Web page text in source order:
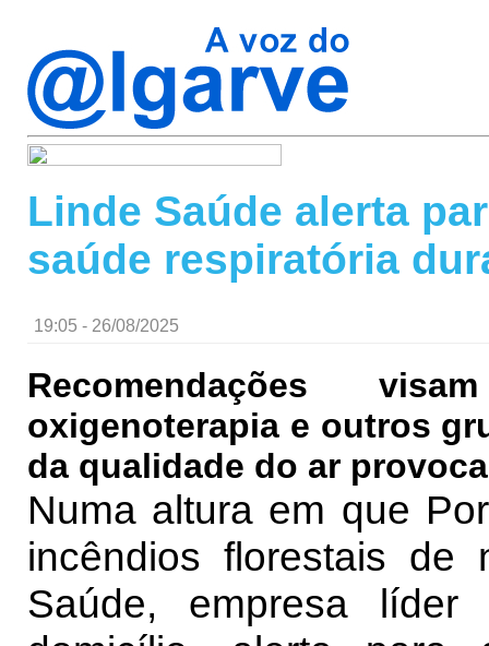
Linde Saúde alerta
saúde respiratória
19:05 - 26/08/2025
Recomendações
oxigenoterapia e outros
da qualidade do ar
Numa altura em que
incêndios florestais
Saúde, empresa